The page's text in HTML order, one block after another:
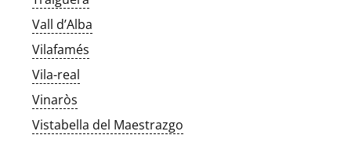
Vall d’Alba
Vilafamés
Vila-real
Vinaròs
Vistabella del Maestrazgo